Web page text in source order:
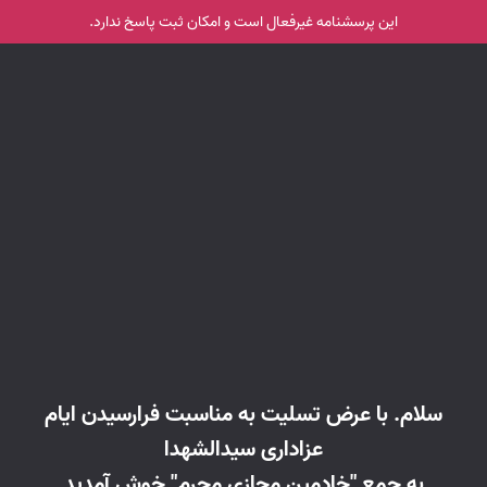
این پرسشنامه غیر‌فعال است و امکان ثبت پاسخ ندارد.
سلام. با عرض تسلیت به مناسبت فرارسیدن ایام